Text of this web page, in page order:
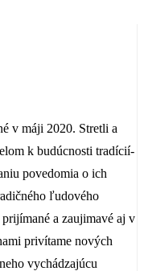
v máji 2020. Stretli a
k budúcnosti tradícií-
povedomia o ich
ľudového
a zaujimavé aj v
privítame nových
vychádzajúcu